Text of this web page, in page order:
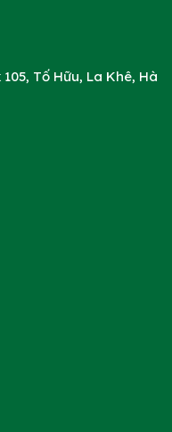
Tố Hữu, La Khê, Hà